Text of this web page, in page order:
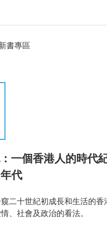
書專區
一個香港人的時代
代
二十世紀初成長和生活的香
、社會及政治的看法。